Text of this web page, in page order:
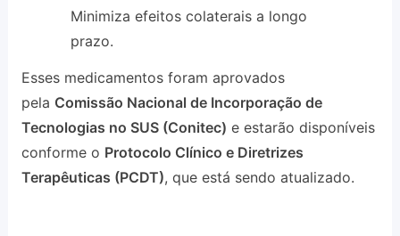
Minimiza efeitos colaterais a longo
prazo.
Esses medicamentos foram aprovados
pela Comissão Nacional de Incorporação de
Tecnologias no SUS (Conitec) e estarão disponíveis
conforme o Protocolo Clínico e Diretrizes
Terapêuticas (PCDT), que está sendo atualizado.